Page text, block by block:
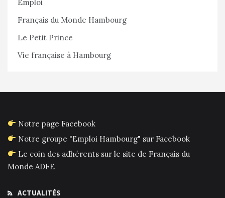
Emploi
Français du Monde Hambourg
Le Petit Prince
Vie française à Hambourg
Notre page Facebook
Notre groupe "Emploi Hambourg" sur Facebook
Le coin des adhérents sur le site de Français du
Monde ADFE
ACTUALITÉS